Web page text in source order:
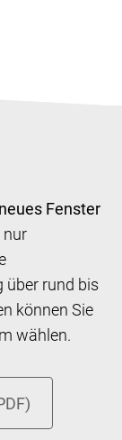
Fenster
nur
über rund bis
können Sie
wählen.